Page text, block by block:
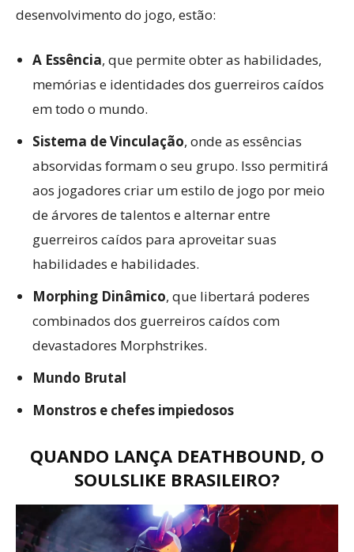
desenvolvimento do jogo, estão:
A Essência, que permite obter as habilidades,
memórias e identidades dos guerreiros caídos
em todo o mundo.
Sistema de Vinculação, onde as essências
absorvidas formam o seu grupo. Isso permitirá
aos jogadores criar um estilo de jogo por meio
de árvores de talentos e alternar entre
guerreiros caídos para aproveitar suas
habilidades e habilidades.
Morphing Dinâmico, que libertará poderes
combinados dos guerreiros caídos com
devastadores Morphstrikes.
Mundo Brutal
Monstros e chefes impiedosos
QUANDO LANÇA DEATHBOUND, O
SOULSLIKE BRASILEIRO?